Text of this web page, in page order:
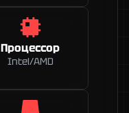
Процессор
Intel/AMD